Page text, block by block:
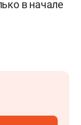
в начале